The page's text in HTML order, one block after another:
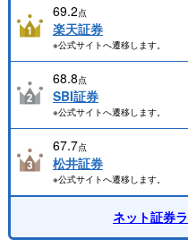
69.2点
楽天証券
※公式サイトへ遷移します。
68.8点
SBI証券
※公式サイトへ遷移します。
67.7点
松井証券
※公式サイトへ遷移します。
ネット証券